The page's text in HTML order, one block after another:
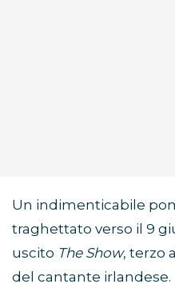
Un indimenticabile
traghettato verso il 9
uscito The Show, terzo
del cantante irlandese.